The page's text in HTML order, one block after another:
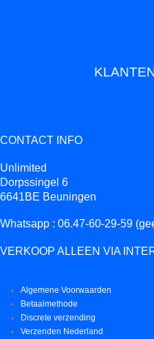
CONTACT INFO
Unlimited
Dorpssingel 6
6641BE Beuningen
Whatsapp : 06.47-60-29-59
VERKOOP ALLEEN VIA
Algemene Voorwaarden
Betaalmethode
Discrete verzending
Verzenden Nederland